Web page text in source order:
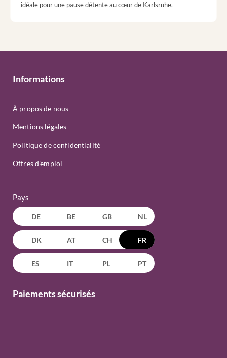
idéale pour une pause détente au cœur de Karlsruhe.
Informations
À propos de nous
Mentions légales
Politique de confidentialité
Offres d'emploi
Pays
DE BE GB NL
DK AT CH FR
ES IT PL PT
Paiements sécurisés